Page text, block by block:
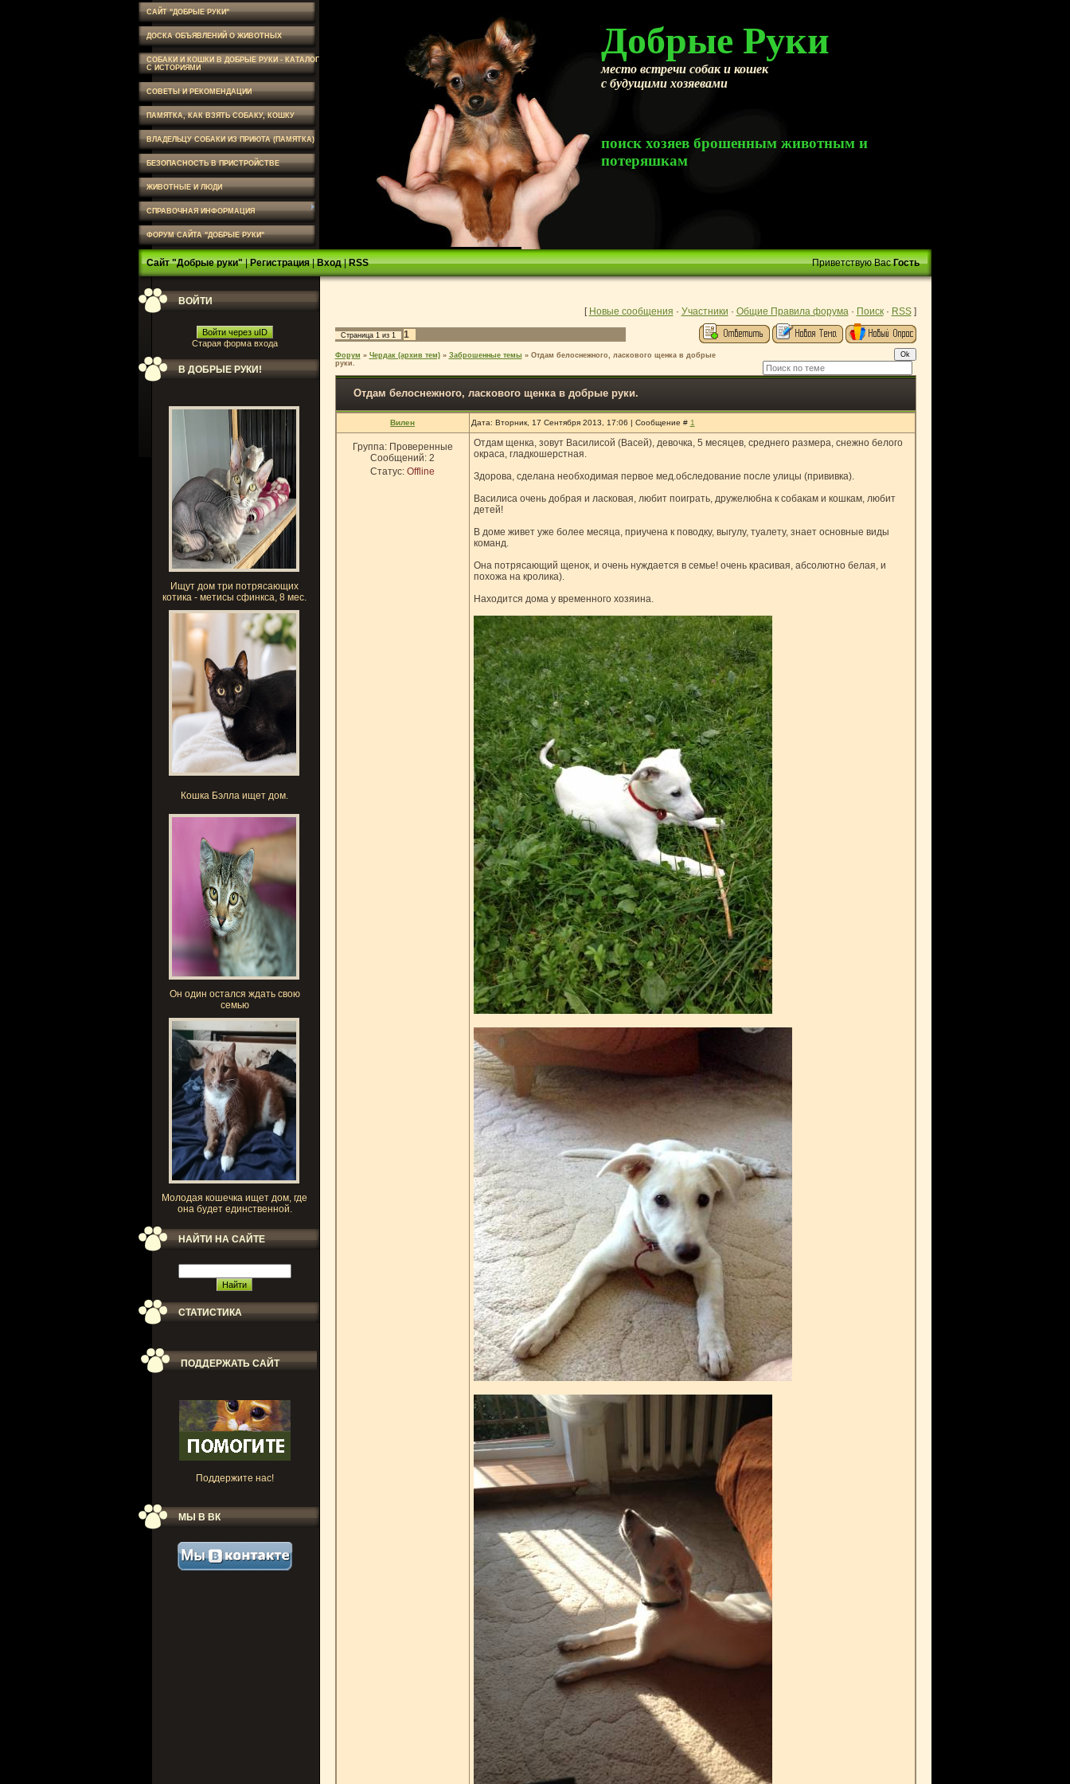
САЙТ "ДОБРЫЕ РУКИ"
ДОСКА ОБЪЯВЛЕНИЙ О ЖИВОТНЫХ
СОБАКИ И КОШКИ В ДОБРЫЕ РУКИ - КАТАЛОГ
С ИСТОРИЯМИ
СОВЕТЫ И РЕКОМЕНДАЦИИ
ПАМЯТКА, КАК ВЗЯТЬ СОБАКУ, КОШКУ
ВЛАДЕЛЬЦУ СОБАКИ ИЗ ПРИЮТА (ПАМЯТКА)
БЕЗОПАСНОСТЬ В ПРИСТРОЙСТВЕ
ЖИВОТНЫЕ И ЛЮДИ
СПРАВОЧНАЯ ИНФОРМАЦИЯ
ФОРУМ САЙТА "ДОБРЫЕ РУКИ"
Добрые Руки
место встречи собак и кошек
с будущими хозяевами
поиск хозяев брошенным животным и
потеряшкам
Сайт "Добрые руки"|Регистрация|Вход|RSS Приветствую Вас Гость
ВОЙТИ
Войти через uID
Старая форма входа
В ДОБРЫЕ РУКИ!
Ищут дом три потрясающих
котика - метисы сфинкса, 8 мес.
Кошка Бэлла ищет дом.
Он один остался ждать свою
семью
Молодая кошечка ищет дом, где
она будет единственной.
НАЙТИ НА САЙТЕ
СТАТИСТИКА
ПОДДЕРЖАТЬ САЙТ
Поддержите нас!
МЫ В ВК
[ Новые сообщения · Участники · Общие Правила форума· Поиск· RSS]
Страница 1из 1 1
Форум » Чердак (архив тем) » Заброшенные темы » Отдам белоснежного, ласкового щенка в добрые
руки.
Отдам белоснежного, ласкового щенка в добрые руки.
Вилен Дата: Вторник, 17 Сентября 2013, 17:06 | Сообщение # 1
Группа: Проверенные
Сообщений: 2
Статус: Offline
Отдам щенка, зовут Василисой (Васей), девочка, 5 месяцев, среднего размера, снежно белого
окраса, гладкошерстная.
Здорова, сделана необходимая первое мед.обследование после улицы (прививка).
Василиса очень добрая и ласковая, любит поиграть, дружелюбна к собакам и кошкам, любит
детей!
В доме живет уже более месяца, приучена к поводку, выгулу, туалету, знает основные виды
команд.
Она потрясающий щенок, и очень нуждается в семье! очень красивая, абсолютно белая, и
похожа на кролика).
Находится дома у временного хозяина.